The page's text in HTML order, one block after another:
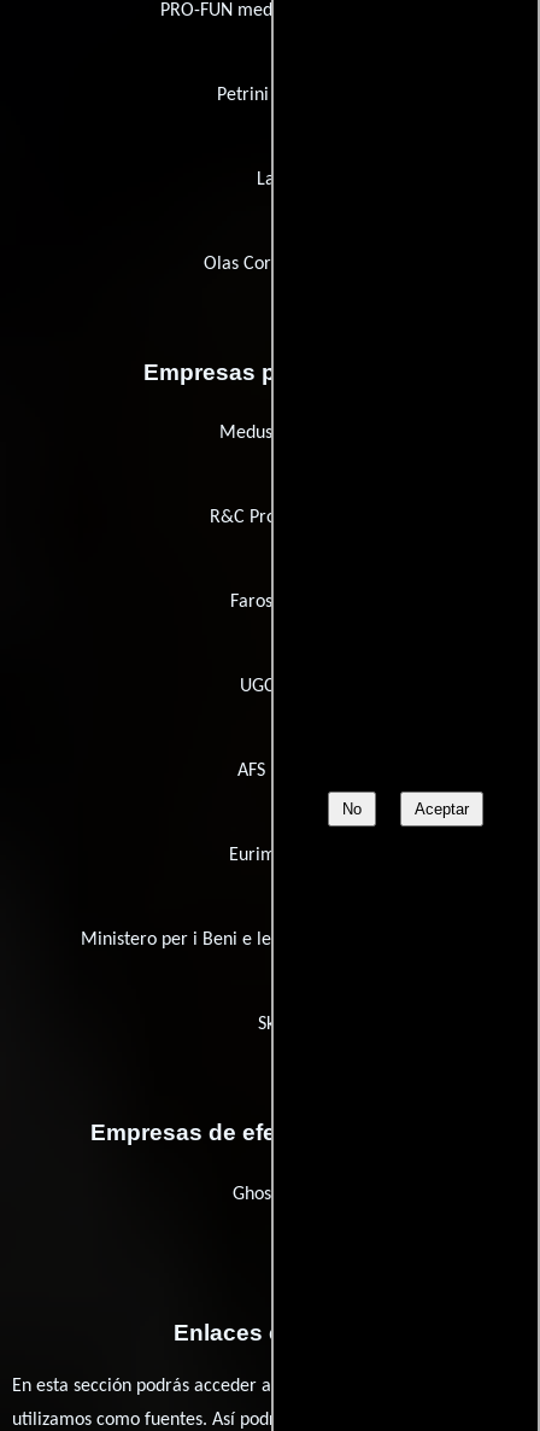
No Aceptar
PRO-FUN media Filmverleih
Petrini Filmes
La5
Olas Corporation
Empresas productoras
Medusa Film
R&C Produzioni
Faros Film
UGCYM
AFS Film
Eurimages
Ministero per i Beni e le Attività Culturali (MiBA
Sky
Empresas de efectos especiales
Ghost SFX
Enlaces externos
En esta sección podrás acceder a los recursos externos que
utilizamos como fuentes. Así podrás chequear toda la